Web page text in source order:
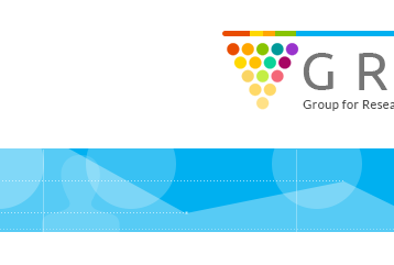
GRAPE - Group for Research in APplied